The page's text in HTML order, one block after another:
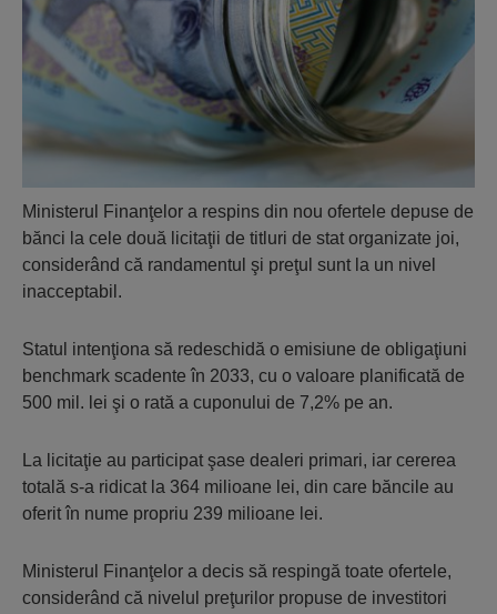
Ministerul Finanţelor a respins din nou ofertele depuse de
bănci la cele două licitaţii de titluri de stat organizate joi,
considerând că randamentul şi preţul sunt la un nivel
inacceptabil.
Statul intenţiona să redeschidă o emisiune de obligaţiuni
benchmark scadente în 2033, cu o valoare planificată de
500 mil. lei şi o rată a cuponului de 7,2% pe an.
La licitaţie au participat şase dealeri primari, iar cererea
totală s-a ridicat la 364 milioane lei, din care băncile au
oferit în nume propriu 239 milioane lei.
Ministerul Finanţelor a decis să respingă toate ofertele,
considerând că nivelul preţurilor propuse de investitori